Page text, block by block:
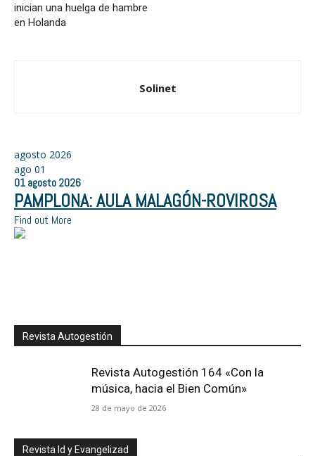
inician una huelga de hambre
en Holanda
Solinet
agosto 2026
ago 01
01 agosto 2026
PAMPLONA: AULA MALAGÓN-ROVIROSA
Find out More
Revista Autogestión
Revista Autogestión 164 «Con la
música, hacia el Bien Común»
28 de mayo de 2026
Revista Id y Evangelizad